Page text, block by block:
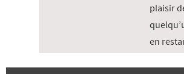
plaisir
en